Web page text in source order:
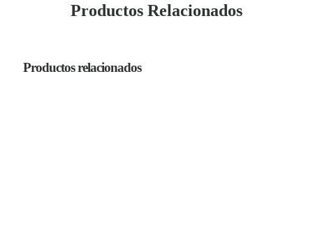
Productos Relacionados
Productos relacionados